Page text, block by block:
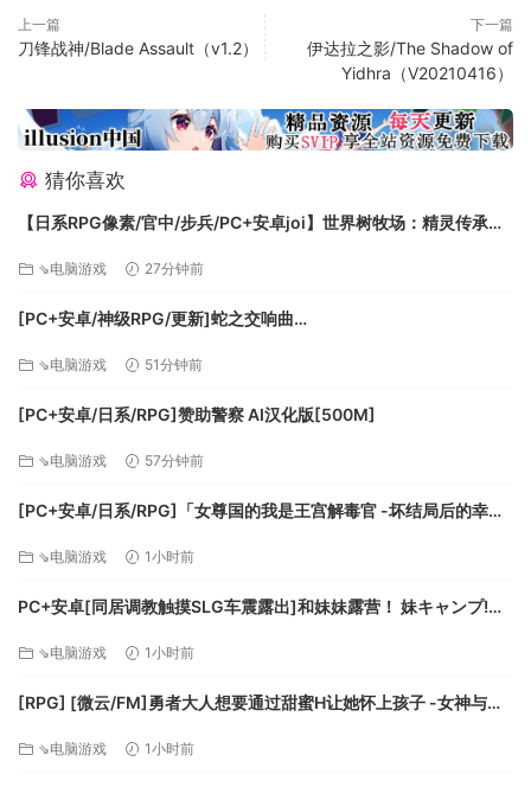
……豐富內容等你來探索！
毀滅之王強勢回歸
《暗黑破壞神 II：獄火重生》包括所有來自《暗黑破壞神 II》及
寒氣逼人的洞穴、不死怪物肆虐的恐怖墓穴、亞瑞特山凜冽高
畫。扮演陰險狡詐的刺客和兇猛殘暴的德魯伊這兩個《毀滅之
王》職業，發動無情攻勢盪平敵軍。刺客是使用陷阱和暗影修
始的元素魔法。
重製版高畫質
重生。以 PC 重製版的 4K（2160p）超高畫質讚嘆遊戲世界裡
II》，只要按下一個按鍵即可在兩種畫質之間來回切換。
上一篇
刀锋战神/Blade Assault（v1.2）
下一篇
伊达拉之影/The Shadow of
Yidhra（V20210416）
猜你喜欢
【日系RPG像素/官中/步兵/PC+安卓joi】世界树牧场：精灵传承
ムと世界樹の牧場～ 官方中文步兵版【1.26G】
⇘电脑游戏 27分钟前
[PC+安卓/神级RPG/更新]蛇之交响曲
⇘电脑游戏 51分钟前
[PC+安卓/日系/RPG]赞助警察 AI汉化版[500M]
⇘电脑游戏 57分钟前
[PC+安卓/日系/RPG]「女尊国的我是王宫解毒官 -坏结局后的幸福
⇘电脑游戏 1小时前
PC+安卓[同居调教触摸SLG车震露出]和妹妹露营！ 妹キャンプ!
⇘电脑游戏 1小时前
[RPG] [微云/FM]勇者大人想要通过甜蜜H让她怀上孩子 -女神与淫
⇘电脑游戏 1小时前